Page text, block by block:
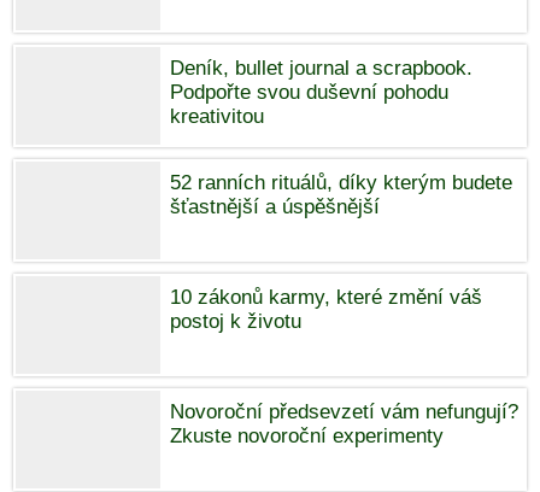
Deník, bullet journal a scrapbook.
Podpořte svou duševní pohodu
kreativitou
52 ranních rituálů, díky kterým budete
šťastnější a úspěšnější
10 zákonů karmy, které změní váš
postoj k životu
Novoroční předsevzetí vám nefungují?
Zkuste novoroční experimenty